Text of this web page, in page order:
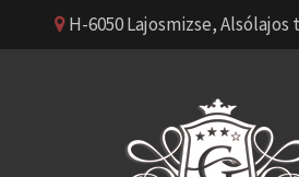
H-6050 Lajosmizse, Alsólajos